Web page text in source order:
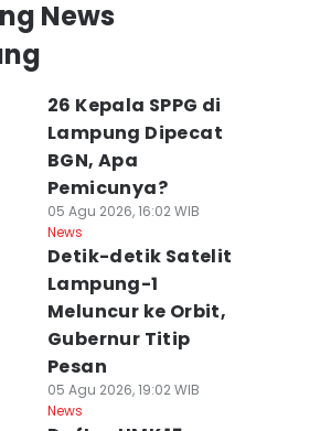
News
26 Kepala SPPG di
Lampung Dipecat
BGN, Apa
Pemicunya?
05 Agu 2026, 16:02 WIB
News
Detik-detik Satelit
Lampung-1
Meluncur ke Orbit,
Gubernur Titip
Pesan
05 Agu 2026, 19:02 WIB
News